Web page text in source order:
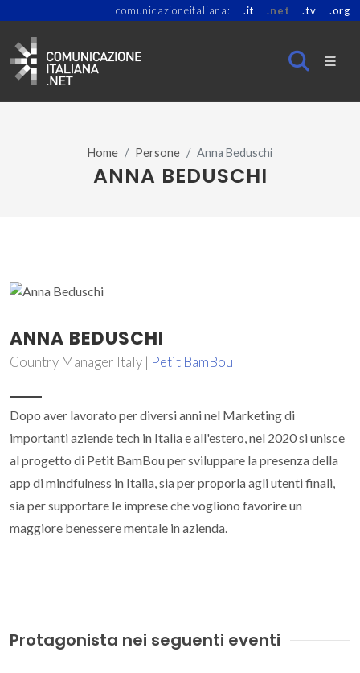
comunicazioneitaliana: .it .net .tv .org
Home Persone Anna Beduschi
ANNA BEDUSCHI
ANNA BEDUSCHI
Country Manager Italy | Petit BamBou
Dopo aver lavorato per diversi anni nel Marketing di
importanti aziende tech in Italia e all'estero, nel 2020 si unisce
al progetto di Petit BamBou per sviluppare la presenza della
app di mindfulness in Italia, sia per proporla agli utenti finali,
sia per supportare le imprese che vogliono favorire un
maggiore benessere mentale in azienda.
Protagonista nei seguenti eventi